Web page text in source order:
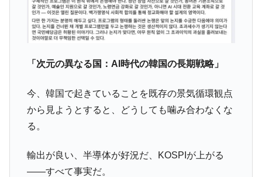
ぎ」では。
『Money1』
韓国鉄鋼最大手『POSCO』ズブズブ沈む。
営業利益80.2％も減少
『Money1』
米国下院「韓国の公務員個人をターゲット
にぶん殴る法案」提出！⇒ クーパン問題は合衆国企業に対
『Money1』
韓国ボンクラ政策室長･金容範、株価暴落に
他人事のような発言。
業績「史上最高益」当期純利益は前年同期比13.4倍に。
『Money1』
韓国･加徳島新国際空港「またも暗礁」の危
「次元の異なる国：AI時代の韓国の長期戦略」
今、韓国で起きていることを既存の景気循環観点
から見ようとすると、どうしても噛み合わなくな
る。
輸出が良い、半導体が好況だ、KOSPIが上がる
――すべて事実だ。